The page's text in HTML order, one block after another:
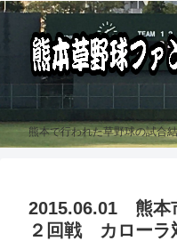
熊本で行われた草野球の試合
2015.06.01 熊本
２回戦 カローラ